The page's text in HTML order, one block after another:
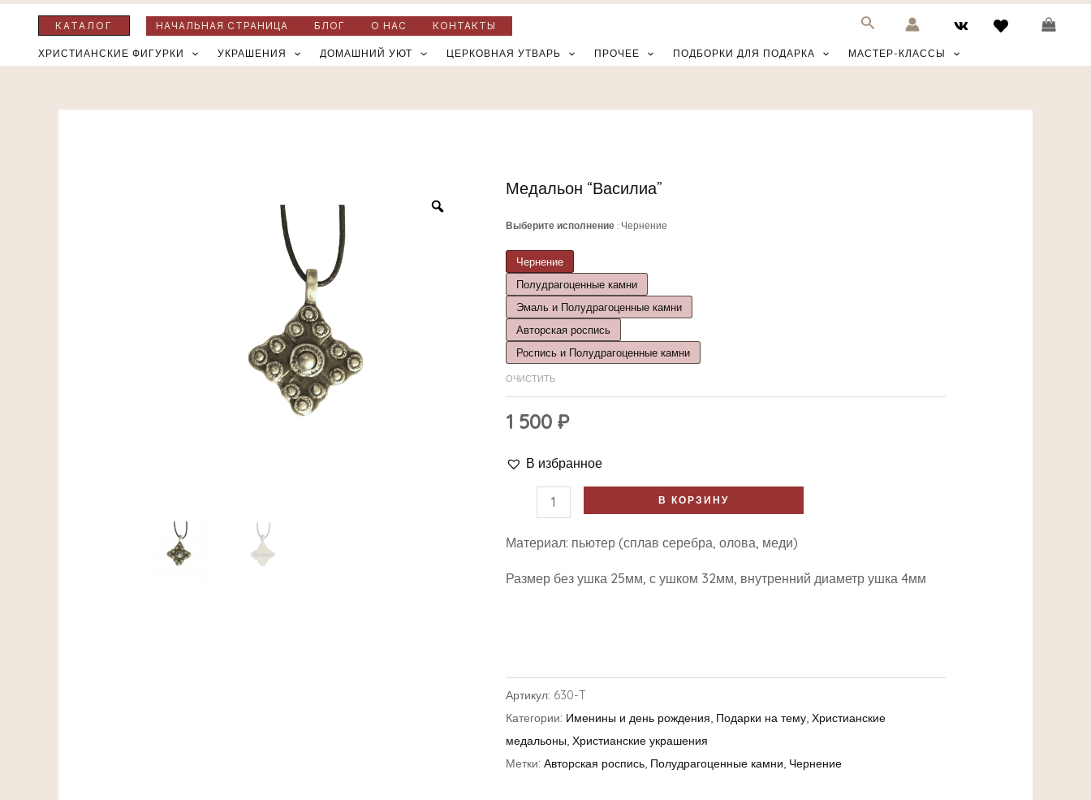
Перейти
содержимому
КАТАЛОГ НАЧАЛЬНАЯ СТРАНИЦА БЛОГ О НАС КОНТАКТЫ
ХРИСТИАНСКИЕ ФИГУРКИ УКРАШЕНИЯ ДОМАШНИЙ УЮТ ЦЕРКОВНАЯ УТВАРЬ ПРОЧЕЕ ПОДБОРКИ ДЛЯ ПОДАРКА МАСТЕР-КЛАССЫ
Медальон “Василиа”
Выберите исполнение Чернение
Чернение
Полудрагоценные камни
Эмаль и Полудрагоценные камни
Авторская роспись
Роспись и Полудрагоценные камни
ОЧИСТИТЬ
1 500 ₽
В избранное
Количество
Медальон
"Василиа"
В КОРЗИНУ
Материал: пьютер (сплав серебра, олова, меди)
Размер без ушка 25мм, с ушком 32мм, внутренний диаметр ушка 4мм
Артикул: 630-T
Категории: Именины и день рождения, Подарки на тему, Христианские
медальоны, Христианские украшения
Метки: Авторская роспись, Полудрагоценные камни, Чернение